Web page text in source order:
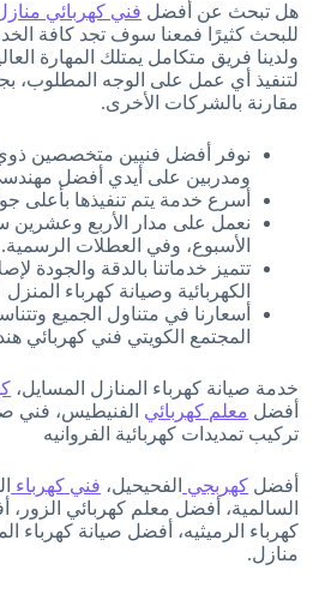
هل تبحث عن أفضل فني كهربائي
للبحث كثيرًا فمعنا سوف تجد كافة
ولدينا فريق متكامل يمتلك المهارة
لتنفيذ أي عمل على الوجه المطلوب،
مقارنة بالشركات الأخرى.
نوفر أفضل فنيين متخصصين ذوي
ومدربين على أيدي أفضل مهندسي
أسرع خدمة يتم تنفيذها بأعلى
نعمل على مدار الأربع وعشرين
الأسبوع، وفي العطلات الرسمية.
تتميز خدماتنا بالدقة والجودة
الكهربائية وصيانة كهرباء
أسعارنا في متناول الجميع
المجتمع الكويتي فني كهربائي
خدمة صيانة كهرباء المنازل المسايل،
أفضل معلم كهربائي الفنيطيس، فني
تركيب تمديدات كهربائية الفروانيه
أفضل كهربجي الفحيحيل، فني كهرباء
السالمية، أفضل معلم كهربائي
كهرباء الرميثيه، أفضل صيانة كهرباء
منازل.